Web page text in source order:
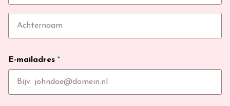
E-mailadres *